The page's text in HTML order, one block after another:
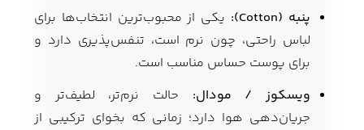
پنبه (Cotton):
یکی از محبوب‌ترین انتخاب‌ها برای
لباس راحتی، چون نرم است، تنفس‌پذیری دارد و
برای پوست حساس مناسب است.
ویسکوز / مودال: حالت نرم‌تر، لطیف‌تر و
جریان‌دهی هوا دارد؛ زمانی که بخوای ترکیبی از